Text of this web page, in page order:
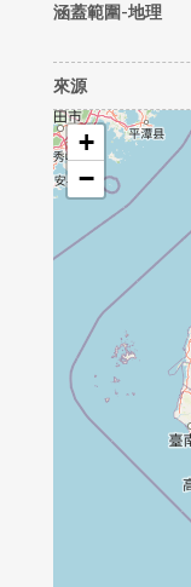
涵蓋範圍-地理
來源
+
−